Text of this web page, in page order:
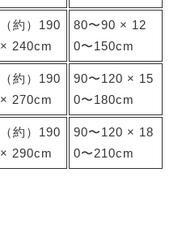
（約）190
× 240cm
80〜90 × 12
0〜150cm
（約）190
× 270cm
90〜120 × 15
0〜180cm
（約）190
× 290cm
90〜120 × 18
0〜210cm